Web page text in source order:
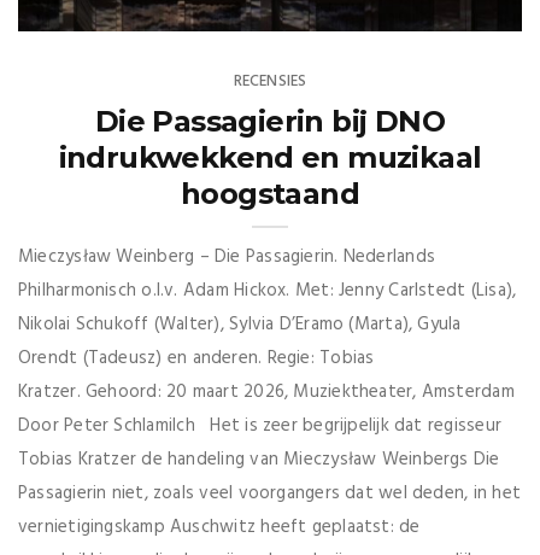
RECENSIES
Die Passagierin bij DNO
indrukwekkend en muzikaal
hoogstaand
Mieczysław Weinberg – Die Passagierin. Nederlands
Philharmonisch o.l.v. Adam Hickox. Met: Jenny Carlstedt (Lisa),
Nikolai Schukoff (Walter), Sylvia D’Eramo (Marta), Gyula
Orendt (Tadeusz) en anderen. Regie: Tobias
Kratzer. Gehoord: 20 maart 2026, Muziektheater, Amsterdam
Door Peter Schlamilch Het is zeer begrijpelijk dat regisseur
Tobias Kratzer de handeling van Mieczysław Weinbergs Die
Passagierin niet, zoals veel voorgangers dat wel deden, in het
vernietigingskamp Auschwitz heeft geplaatst: de